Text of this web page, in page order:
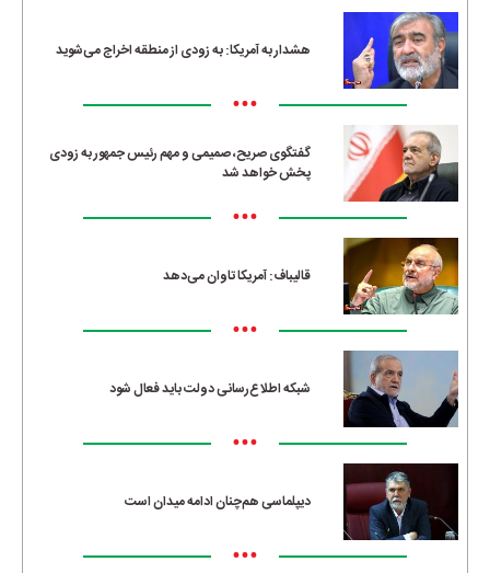
هشدار به آمریکا: به زودی از منطقه اخراج می‌شوید
•••
گفتگوی صریح، صمیمی و مهم رئیس جمهور به زودی
پخش خواهد شد
•••
قالیباف: آمریکا تاوان می‌دهد
•••
شبکه اطلاع‌رسانی دولت باید فعال شود
•••
دیپلماسی هم‌چنان ادامه میدان است
•••